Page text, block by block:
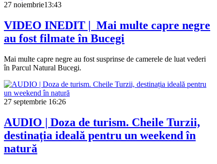
27 noiembrie13:43
VIDEO INEDIT | Mai multe capre negre
au fost filmate în Bucegi
Mai multe capre negre au fost susprinse de camerele de luat vederi
în Parcul Natural Bucegi.
27 septembrie 16:26
AUDIO | Doza de turism. Cheile Turzii,
destinația ideală pentru un weekend în
natură